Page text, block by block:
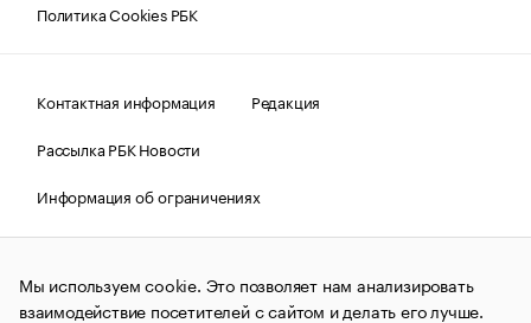
Политика Cookies РБК
Контактная информация
Редакция
Рассылка РБК Новости
Информация об ограничениях
Правовая информация
О соблюдении авторских прав
© АО «РОСБИЗНЕСКОНСАЛТИНГ»,1995–2026.Сообщения
и материалы информационного агентства «РБК»
Мы используем cookie. Это позволяет нам анализировать
взаимодействие посетителей с сайтом и делать его лучше.